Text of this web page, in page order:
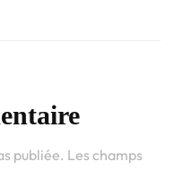
publiée. Les champs